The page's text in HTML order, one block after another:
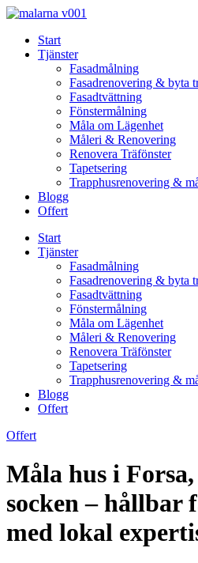
Skip
contentStart
Tjänster
Fasadmålning
Fasadrenovering & byta
Fasadtvättning
Fönstermålning
Måla om Lägenhet
Måleri & Renovering
Renovera Träfönster
Tapetsering
Trapphusrenovering &
Blogg
Offert
Start
Tjänster
Fasadmålning
Fasadrenovering & byta
Fasadtvättning
Fönstermålning
Måla om Lägenhet
Måleri & Renovering
Renovera Träfönster
Tapetsering
Trapphusrenovering &
Blogg
Offert
Offert
Måla hus i Forsa,
socken – hållbar
med lokal